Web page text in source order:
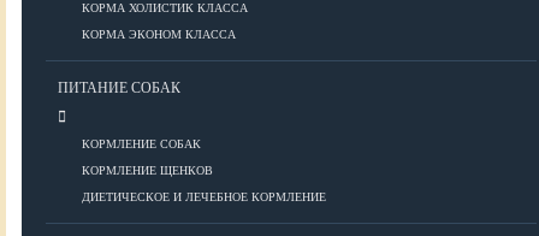
КОРМА ХОЛИСТИК КЛАССА
КОРМА ЭКОНОМ КЛАССА
ПИТАНИЕ СОБАК
КОРМЛЕНИЕ СОБАК
КОРМЛЕНИЕ ЩЕНКОВ
ДИЕТИЧЕСКОЕ И ЛЕЧЕБНОЕ КОРМЛЕНИЕ
ЗДОРОВЬЕ
Болезни глаз
Болезни ЖКТ
Болезни мочеполовой системы
Болезни ОДА
Болезни органов дыхания